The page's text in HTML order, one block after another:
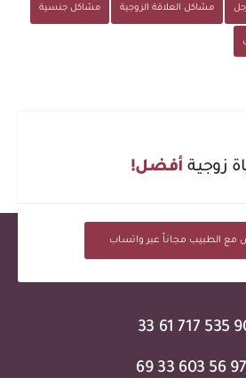
مشاكل العلاقة الزوجية مشاكل جنسية
زوجية أفضل!
مع الطبيب مجاناً عبر واتساب